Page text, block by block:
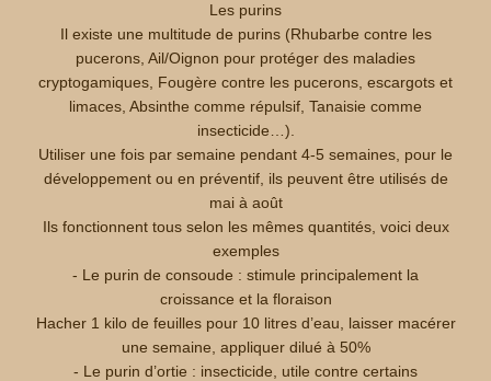
Les purins
Il existe une multitude de purins (Rhubarbe contre les
pucerons, Ail/Oignon pour protéger des maladies
cryptogamiques, Fougère contre les pucerons, escargots et
limaces, Absinthe comme répulsif, Tanaisie comme
insecticide…).
Utiliser une fois par semaine pendant 4-5 semaines, pour le
développement ou en préventif, ils peuvent être utilisés de
mai à août
Ils fonctionnent tous selon les mêmes quantités, voici deux
exemples
- Le purin de consoude : stimule principalement la
croissance et la floraison
Hacher 1 kilo de feuilles pour 10 litres d’eau, laisser macérer
une semaine, appliquer dilué à 50%
- Le purin d’ortie : insecticide, utile contre certains